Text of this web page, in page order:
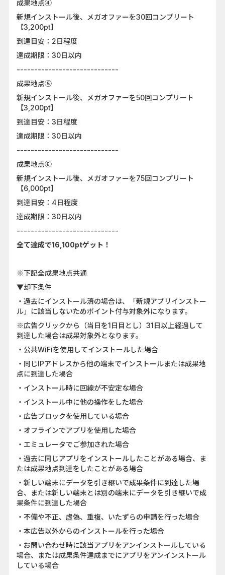
成果地点④
新規インストール後、メガオファーを30回コンプリート
【3,200pt】
到達目安：2日程度
達成期限：30日以内
-----------------------------
成果地点⑤
新規インストール後、メガオファーを50回コンプリート
【3,200pt】
到達目安：3日程度
達成期限：30日以内
-----------------------------
成果地点⑥
新規インストール後、メガオファーを75回コンプリート
【6,000pt】
到達目安：4日程度
達成期限：30日以内
-----------------------------
全て達成で16,100ptゲット！
※下記全成果地点共通
▼却下条件
・過去にインストール済の場合は、「新規アプリインストー
ル」に該当しないためポイント付与対象外になります。
※広告クリックから（当日を1日目とし）31日以上経過して
到達した場合は成果対象外となります。
・公共WiFiを使用してインストールした場合
・同じIPアドレスから他の端末でインストールまたは成果地
点に到達した場合
・インストール時に回線が不安定な場合
・インストール中に他の操作をした場合
・広告ブロックを使用している場合
・オフラインでアプリを使用した場合
・エミュレータでご参加された場合
・過去に同じアプリをインストールしたことがある場合、ま
たは成果地点到達をしたことがある場合
・新しい端末にデータを引き継いで成果条件に到達した場
合、または新しい端末とは別の端末にデータを引き継いで成
果条件に到達した場合
・不備や不正、虚偽、重複、いたずらの申請を行った場合
・本広告以外からのインストールを行った場合
・お問い合わせ時に該当アプリをアンインストールしている
場合、または成果条件達成までにアプリをアンインストール
している場合